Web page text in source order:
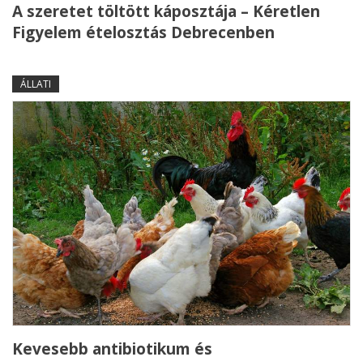
A szeretet töltött káposztája – Kéretlen
Figyelem ételosztás Debrecenben
ÁLLATI
Kevesebb antibiotikum és